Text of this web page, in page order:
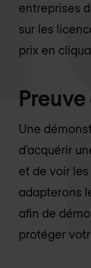
entreprises
sur les
prix en
Une
d'acquérir
et de voir
adapterons
afin de
protéger